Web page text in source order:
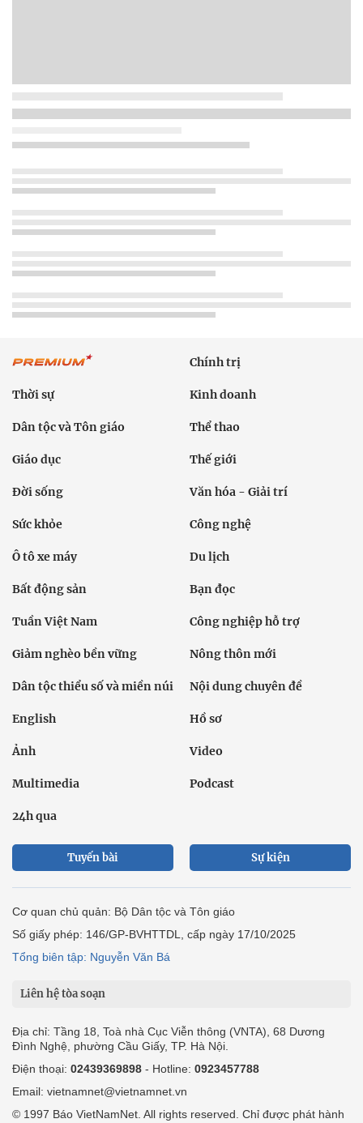
Chính trị
Thời sự Kinh doanh
Dân tộc và Tôn giáo Thể thao
Giáo dục Thế giới
Đời sống Văn hóa - Giải trí
Sức khỏe Công nghệ
Ô tô xe máy Du lịch
Bất động sản Bạn đọc
Tuần Việt Nam Công nghiệp hỗ trợ
Giảm nghèo bền vững Nông thôn mới
Dân tộc thiểu số và miền núi Nội dung chuyên đề
English Hồ sơ
Ảnh Video
Multimedia Podcast
24h qua
Tuyến bài Sự kiện
Cơ quan chủ quản: Bộ Dân tộc và Tôn giáo
Số giấy phép: 146/GP-BVHTTDL, cấp ngày 17/10/2025
Tổng biên tập: Nguyễn Văn Bá
Liên hệ tòa soạn
Địa chỉ: Tầng 18, Toà nhà Cục Viễn thông (VNTA), 68 Dương
Đình Nghệ, phường Cầu Giấy, TP. Hà Nội.
Điện thoại: 02439369898 - Hotline: 0923457788
Email: vietnamnet@vietnamnet.vn
© 1997 Báo VietNamNet. All rights reserved. Chỉ được phát hành